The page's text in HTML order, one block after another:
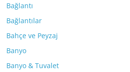
Bağlantı
Bağlantılar
Bahçe ve Peyzaj
Banyo
Banyo & Tuvalet